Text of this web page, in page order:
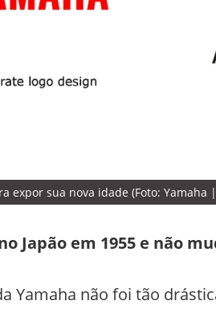
expor sua nova idade (Foto: Yamaha
Japão em 1955 e não
Yamaha não foi tão